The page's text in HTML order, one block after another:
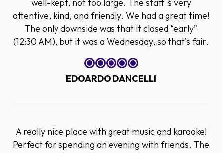
well-kept, not too large. The staff is very
attentive, kind, and friendly. We had a great time!
The only downside was that it closed “early”
(12:30 AM), but it was a Wednesday, so that’s fair.
EDOARDO DANCELLI
A really nice place with great music and karaoke!
Perfect for spending an evening with friends. The